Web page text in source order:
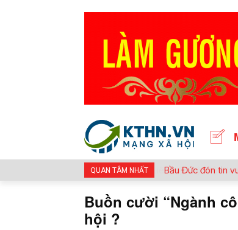
QUAN TÂM NHẤT
Bầu Đức đón tin
Buồn cười “Ngành
hội ?